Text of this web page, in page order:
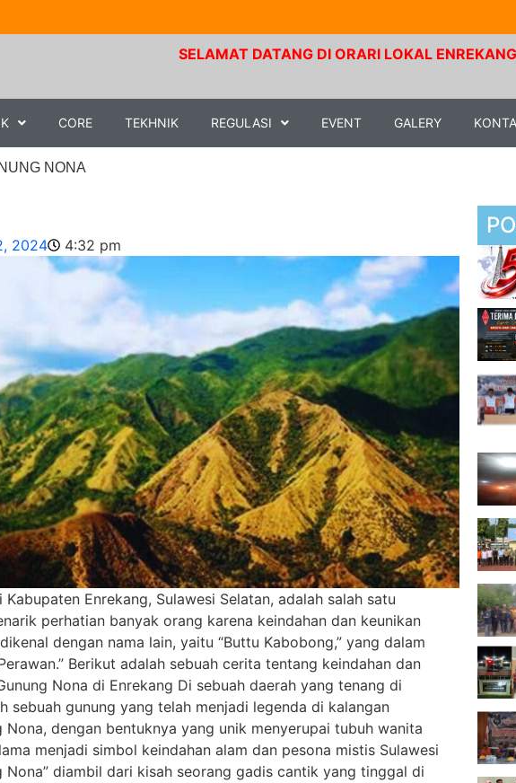
SELAMAT DATANG DI ORARI LOKAL ENREKANG.
CORE TEKHNIK REGULASI EVENT GALERY
NONA
2024 4:32 pm
Enrekang, Sulawesi Selatan, adalah salah satu
perhatian banyak orang karena keindahan dan keunikan
dengan nama lain, yaitu “Buttu Kabobong,” yang dalam
Berikut adalah sebuah cerita tentang keindahan dan
Nona di Enrekang Di sebuah daerah yang tenang di
sebuah gunung yang telah menjadi legenda di kalangan
Nona, dengan bentuknya yang unik menyerupai tubuh wanita
menjadi simbol keindahan alam dan pesona mistis Sulawesi
Nona” diambil dari kisah seorang gadis cantik yang tinggal di